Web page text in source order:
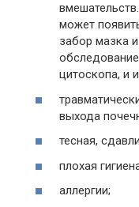
может
забор мазка
цитоскопа, и
выхода
тесная,
плохая
аллергии;